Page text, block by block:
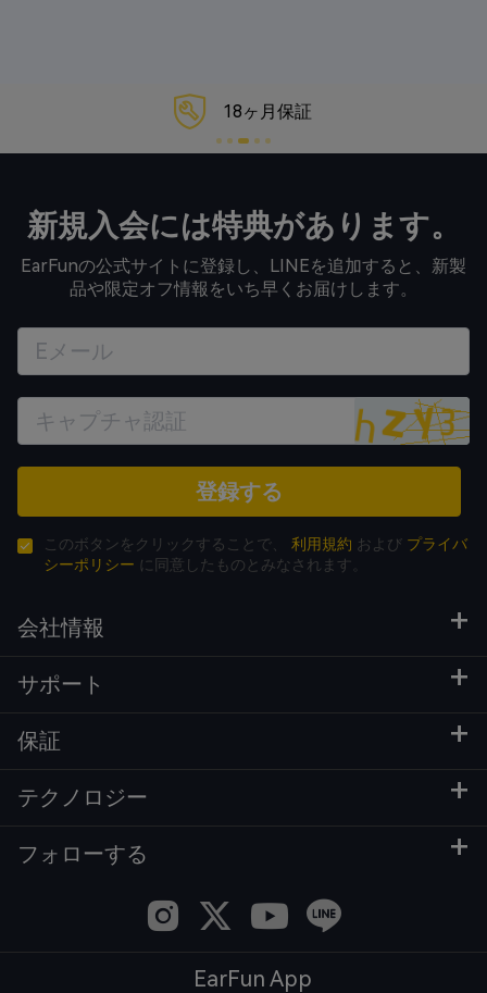
新規入会には特典があります。
EarFunの公式サイトに登録し、LINEを追加すると、新製
品や限定オフ情報をいち早くお届けします。
登録する
このボタンをクリックすることで、 利用規約 および プライバ
シーポリシー に同意したものとみなされます。
会社情報
サポート
保証
テクノロジー
フォローする
EarFun App